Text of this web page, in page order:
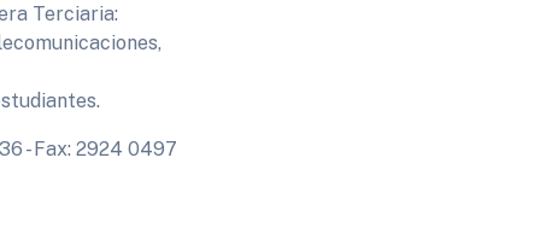
Terciaria:
- Fax: 2924 0497